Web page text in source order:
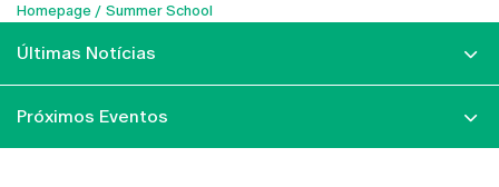
Homepage
Summer School
Últimas Notícias
Próximos Eventos